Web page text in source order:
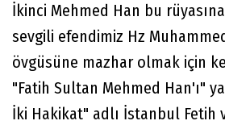
İkinci Mehmed Han bu
sevgili efendimiz Hz
övgüsüne mazhar olmak için
"Fatih Sultan Mehmed Han'ı"
İki Hakikat" adlı İstanbul Fetih